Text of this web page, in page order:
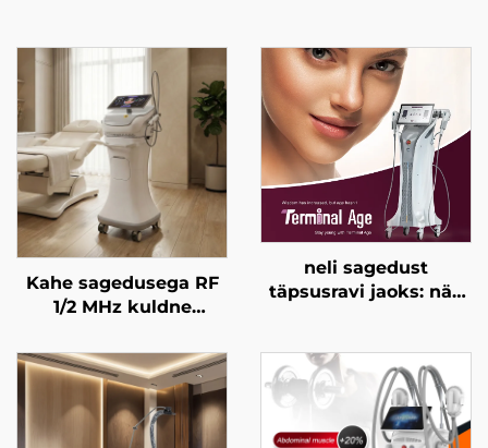
Kahe sagedusega RF
1/2 MHz kuldne
kasutamine näo
noorendamiseks
neli sagedust
täpsusravi jaoks: näo
kehakujundus ja
terminalvanuse HIFU-
masin